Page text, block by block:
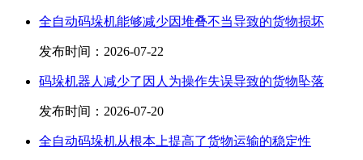
全自动码垛机能够减少因堆叠不当导致的货物损坏
发布时间： 2026-07-22
码垛机器人减少了因人为操作失误导致的货物坠落
发布时间： 2026-07-20
全自动码垛机从根本上提高了货物运输的稳定性